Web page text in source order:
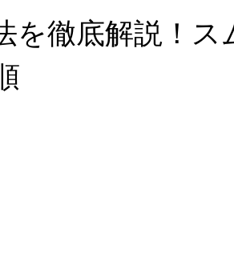
を徹底解説！ス